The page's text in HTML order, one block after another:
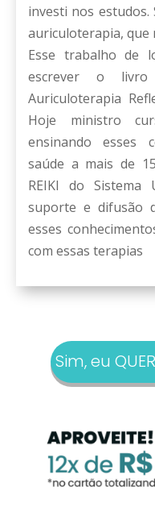
investi nos estudos.
auriculoterapia, que
Esse trabalho de
escrever o livro
Auriculoterapia
Hoje ministro
ensinando esses
saúde a mais de
REIKI do
suporte e difusão
esses
com essas terapias
Sim, eu